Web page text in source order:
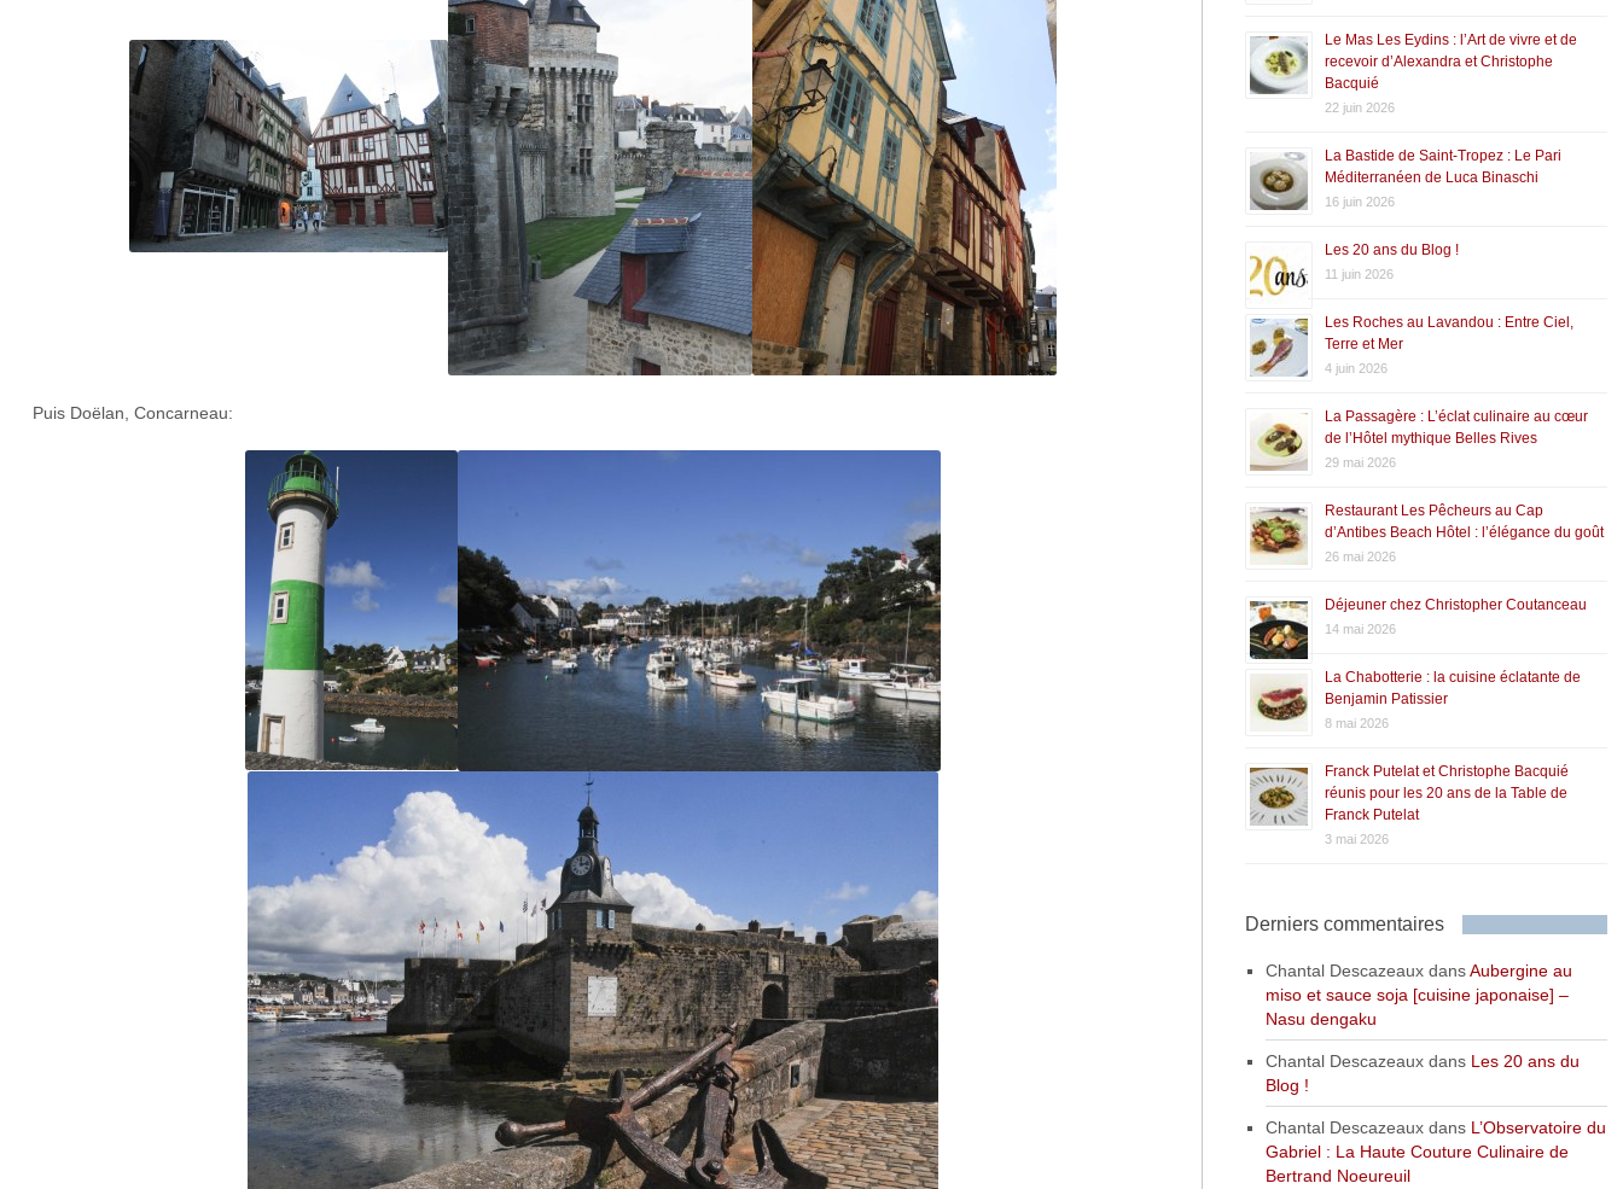
Puis Doëlan, Concarneau:
Le Mas Les Eydins : l’Art de vivre et de
recevoir d’Alexandra et Christophe
Bacquié
22 juin 2026
La Bastide de Saint-Tropez : Le Pari
Méditerranéen de Luca Binaschi
16 juin 2026
Les 20 ans du Blog !
11 juin 2026
Les Roches au Lavandou : Entre Ciel,
Terre et Mer
4 juin 2026
La Passagère : L’éclat culinaire au cœur
de l’Hôtel mythique Belles Rives
29 mai 2026
Restaurant Les Pêcheurs au Cap
d’Antibes Beach Hôtel : l’élégance du goût
26 mai 2026
Déjeuner chez Christopher Coutanceau
14 mai 2026
La Chabotterie : la cuisine éclatante de
Benjamin Patissier
8 mai 2026
Franck Putelat et Christophe Bacquié
réunis pour les 20 ans de la Table de
Franck Putelat
3 mai 2026
Derniers commentaires
Chantal DescazeauxdansAubergine au
miso et sauce soja [cuisine japonaise] –
Nasu dengaku
Chantal Descazeauxdans Les 20 ans du
Blog !
Chantal Descazeauxdans L’Observatoire du
Gabriel : La Haute Couture Culinaire de
Bertrand Noeureuil